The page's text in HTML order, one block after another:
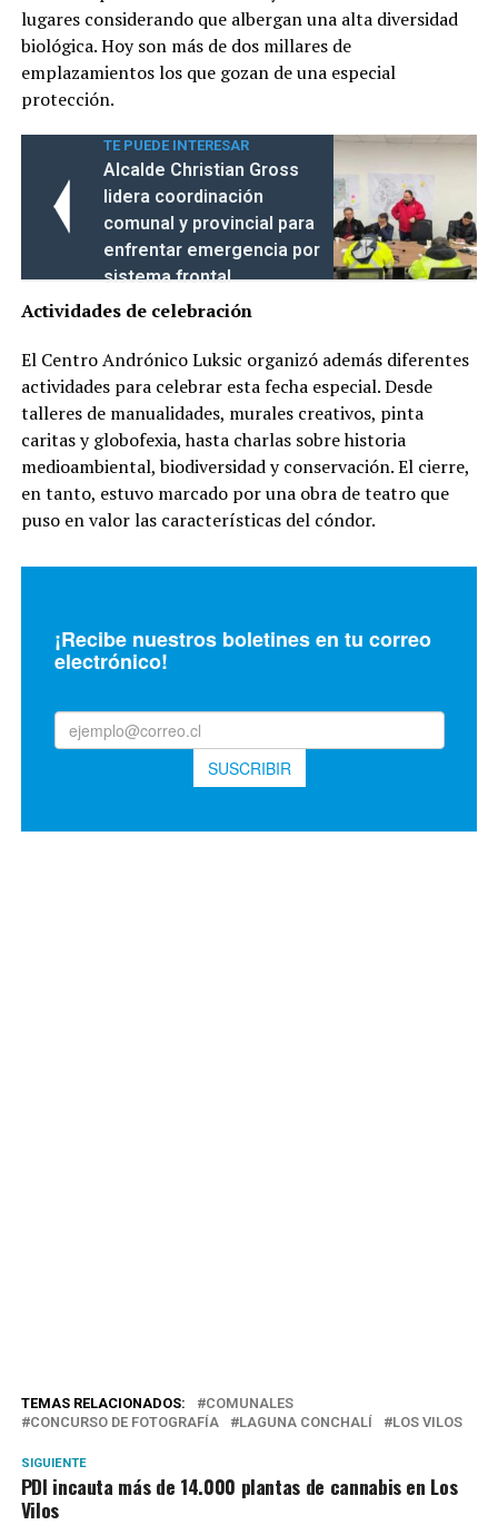
lugares considerando que albergan una alta diversidad
biológica. Hoy son más de dos millares de
emplazamientos los que gozan de una especial
protección.
TE PUEDE INTERESAR
Alcalde Christian Gross
lidera coordinación
comunal y provincial para
enfrentar emergencia por
sistema frontal
Actividades de celebración
El Centro Andrónico Luksic organizó además diferentes
actividades para celebrar esta fecha especial. Desde
talleres de manualidades, murales creativos, pinta
caritas y globofexia, hasta charlas sobre historia
medioambiental, biodiversidad y conservación. El cierre,
en tanto, estuvo marcado por una obra de teatro que
puso en valor las características del cóndor.
TEMAS RELACIONADOS:
COMUNALES
CONCURSO DE FOTOGRAFÍA
LAGUNA CONCHALÍ LOS VILOS
SIGUIENTE
PDI incauta más de 14.000 plantas de cannabis en Los
Vilos